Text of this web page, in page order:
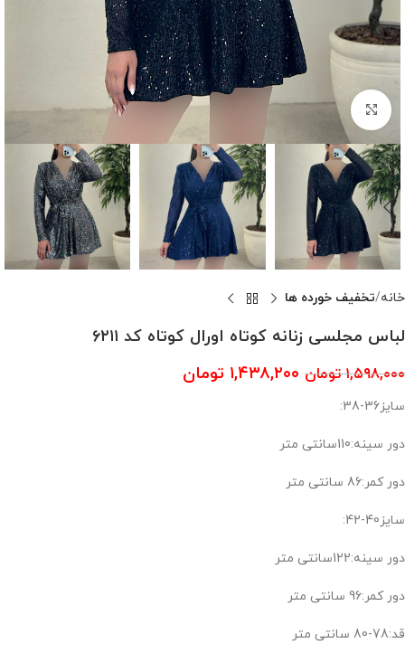
بزرگنمایی تصویر
خانه تخفیف خورده ها
لباس مجلسی زنانه کوتاه اورال کوتاه کد ۶۲۱۱
۱,۵۹۸,۰۰۰ تومان ۱,۴۳۸,۲۰۰ تومان
سایز36-38:
دور سینه:110سانتی متر
دور کمر:86 سانتی متر
سایز40-42:
دور سینه:122سانتی متر
دور کمر:96 سانتی متر
قد:78-80 سانتی متر